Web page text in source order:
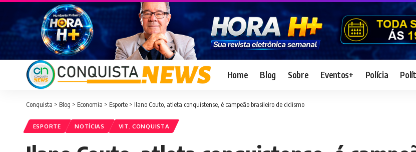
Home Blog Sobre Eventos+ Polícia
Conquista > Blog > Economia > Esporte > Ilano Couto, atleta conquistense, é campeão brasileiro de ciclismo
ESPORTE NOTÍCIAS VIT. CONQUISTA